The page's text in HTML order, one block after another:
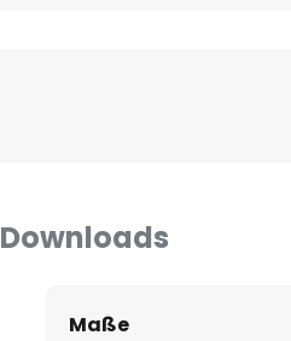
Downloads
Maße